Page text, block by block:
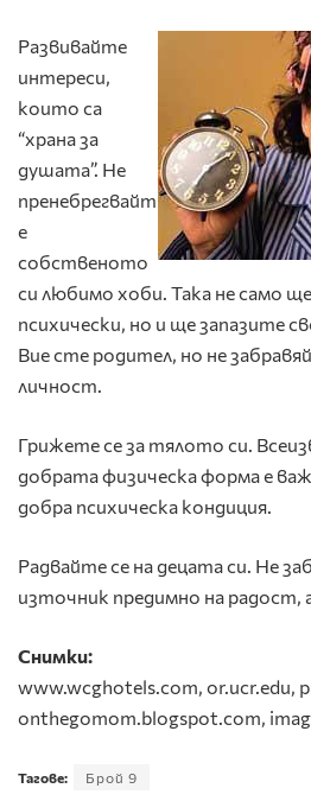
Развивайте
интереси,
които са
“храна за
душата”. Не
пренебрегвайт
е
собственото
си любимо хоби. Така не само
психически, но и ще запазите
Вие сте родител, но не
личност.
Грижете се за тялото си.
добрата физическа форма е
добра психическа кондиция.
Радвайте се на децата си. Не
източник предимно на радост,
Снимки:
www.wcghotels.com, or.ucr.edu,
onthegomom.blogspot.com,
Тагове: Брой 9